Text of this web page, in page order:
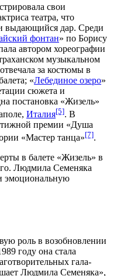
свои
театра, что
выдающийся дар. Среди
фонтан» по Борису
автором хореографии
музыкальном
за костюмы в
; «Лебединое озеро»
сюжета и
постановка «Жизель»
, Италия[5]. В
премии «Душа
«Мастер танца»[7].
в балете «Жизель» в
. Людмила Семеняка
эмоциональную
роль в возобновлении
году она стала
гала-
Людмила Семеняка»,